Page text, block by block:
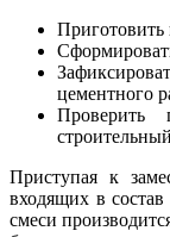
цементного
Проверить
Приступая к
входящих в
смеси